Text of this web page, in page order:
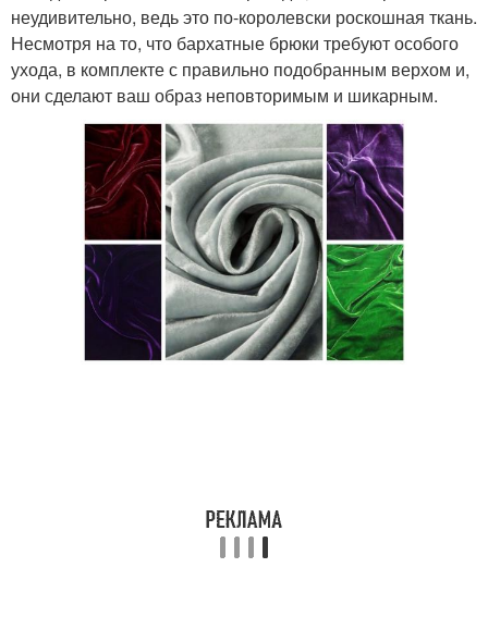
неудивительно, ведь это по-королевски роскошная ткань.
Несмотря на то, что бархатные брюки требуют особого
ухода, в комплекте с правильно подобранным верхом и,
они сделают ваш образ неповторимым и шикарным.